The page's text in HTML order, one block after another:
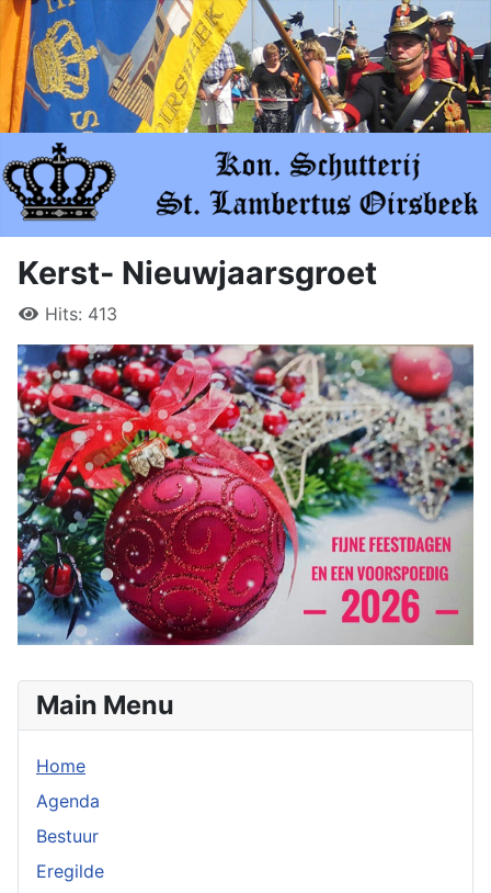
Main Menu
Home
Agenda
Bestuur
Eregilde
Kerst- Nieuwjaarsgroet
Hits: 413